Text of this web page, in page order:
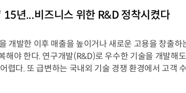
년...비즈니스 위한 R&D 정착시켰다
개발한 이후 매출을 높이거나 새로운 고용을 창출
해야 한다. 연구개발(R&D)로 우수한 기술을 개발해
렵다. 또 급변하는 국내외 기술 경쟁 환경에서 고객